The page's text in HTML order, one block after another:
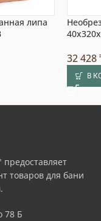
липа
32 428
В
предоставляет
товаров для бани
78 Б